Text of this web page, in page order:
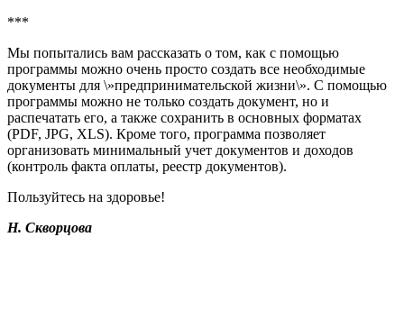
***
Мы попытались вам рассказать о том, как с помощью
программы можно очень просто создать все необходимые
документы для \»предпринимательской жизни\». С помощью
программы можно не только создать документ, но и
распечатать его, а также сохранить в основных форматах
(PDF, JPG, XLS). Кроме того, программа позволяет
организовать минимальный учет документов и доходов
(контроль факта оплаты, реестр документов).
Пользуйтесь на здоровье!
Н. Скворцова